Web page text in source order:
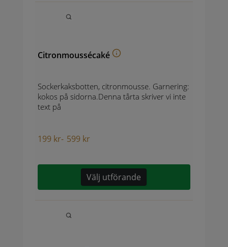
Citronmoussécaké
Sockerkaksbotten, citronmousse. Garnering:
kokos på sidorna.Denna tårta skriver vi inte
text på
199 kr- 599 kr
Välj utförande